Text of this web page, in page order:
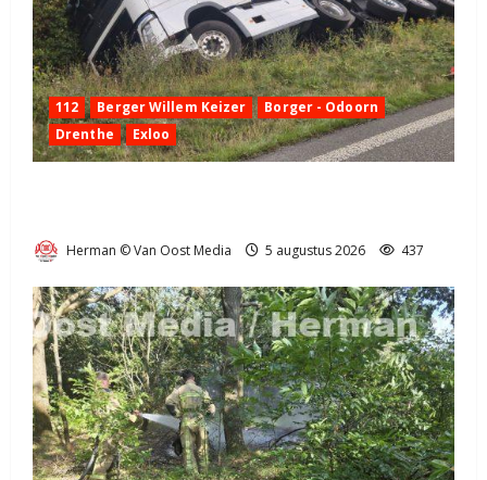
112 Berger Willem Keizer
Borger - Odoorn
Drenthe
Exloo
Herman © Van Oost Media 5 augustus 2026 437